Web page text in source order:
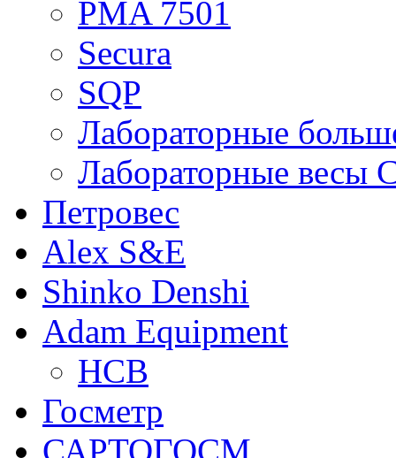
PMA 7501
Secura
SQP
Лабораторные
Лабораторные весы
Петровес
Alex S&E
Shinko Denshi
Adam Equipment
HCB
Госметр